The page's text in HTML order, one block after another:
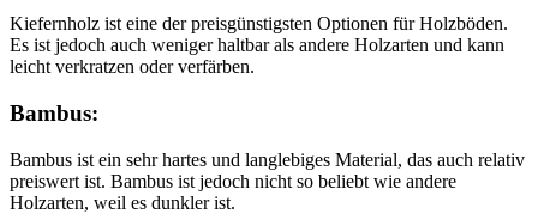
Kiefernholz ist eine der preisgünstigsten Optionen für Holzböden.
Es ist jedoch auch weniger haltbar als andere Holzarten und kann
leicht verkratzen oder verfärben.
Bambus:
Bambus ist ein sehr hartes und langlebiges Material, das auch relativ
preiswert ist. Bambus ist jedoch nicht so beliebt wie andere
Holzarten, weil es dunkler ist.